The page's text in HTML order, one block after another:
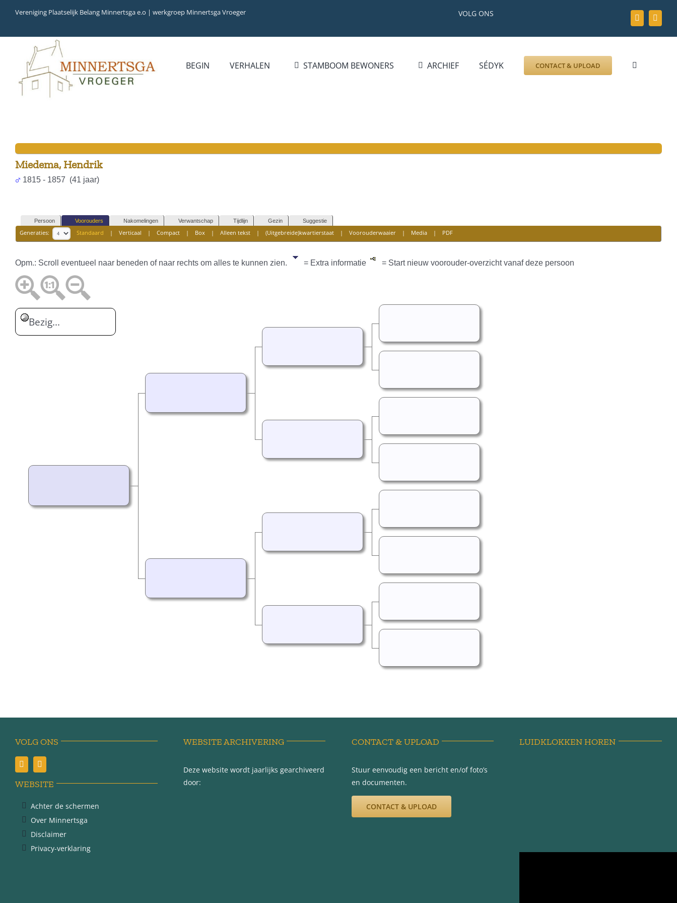
inhoud
Vereniging Plaatselijk Belang Minnertsga e.o | werkgroep Minnertsga Vroeger VOLG ONS
BEGIN VERHALEN STAMBOOM BEWONERS ARCHIEF SÉDYK CONTACT & UPLOAD
Miedema, Hendrik
1815 - 1857 (41 jaar)
Persoon Voorouders Nakomelingen Verwantschap Tijdlijn Gezin Suggestie
Generaties: Standaard | Verticaal | Compact| Box| Alleen tekst| (Uitgebreide)kwartierstaat| Voorouderwaaier| Media| PDF
Opm.: Scroll eventueel naar beneden of naar rechts om alles te kunnen zien. = Extra informatie = Start nieuw voorouder-overzicht vanaf deze persoon
Bezig...
VOLG ONS
WEBSITE
Achter de schermen
Over Minnertsga
Disclaimer
Privacy-verklaring
WEBSITE ARCHIVERING
Deze website wordt jaarlijks gearchiveerd
door:
CONTACT & UPLOAD
Stuur eenvoudig een bericht en/of foto’s
en documenten.
CONTACT & UPLOAD
LUIDKLOKKEN HOREN